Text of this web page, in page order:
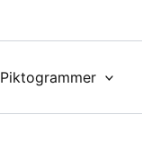
Piktogrammer